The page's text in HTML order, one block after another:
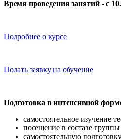
Время проведения занятий - с
Подробнее о курсе
Подать заявку на обучение
Подготовка в интенсивной
самостоятельное изучение
посещение в составе
самостоятельную